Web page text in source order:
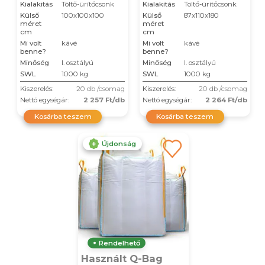
Kialakitás
Töltő-ürítőcsonk
Külső
méret
cm
100x100x100
Mi volt
benne?
kávé
Minőség
I. osztályú
SWL
1000 kg
Kiszerelés:
20 db /csomag
Nettó egységár:
2 257 Ft/db
Kosárba teszem
Kialakitás
Töltő-ürítőcsonk
Külső
méret
cm
87x110x180
Mi volt
benne?
kávé
Minőség
I. osztályú
SWL
1000 kg
Kiszerelés:
20 db /csomag
Nettó egységár:
2 264 Ft/db
Kosárba teszem
Újdonság
Rendelhető
Használt Q-Bag